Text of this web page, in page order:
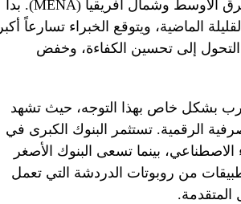
وإدارة المخاطر، وذلك في جميع أنحاء منطقة الشرق الأوسط وشمال أفريقيا (MENA). بدأ
الماضية، ويتوقع الخبراء تسارعاً أكبر
التحول إلى تحسين الكفاءة، وخفض
بشكل خاص بهذا التوجه، حيث تشهد
الرقمية. تستثمر البنوك الكبرى في
بينما تسعى البنوك الأصغر
من روبوتات الدردشة التي تعمل
المتقدمة.